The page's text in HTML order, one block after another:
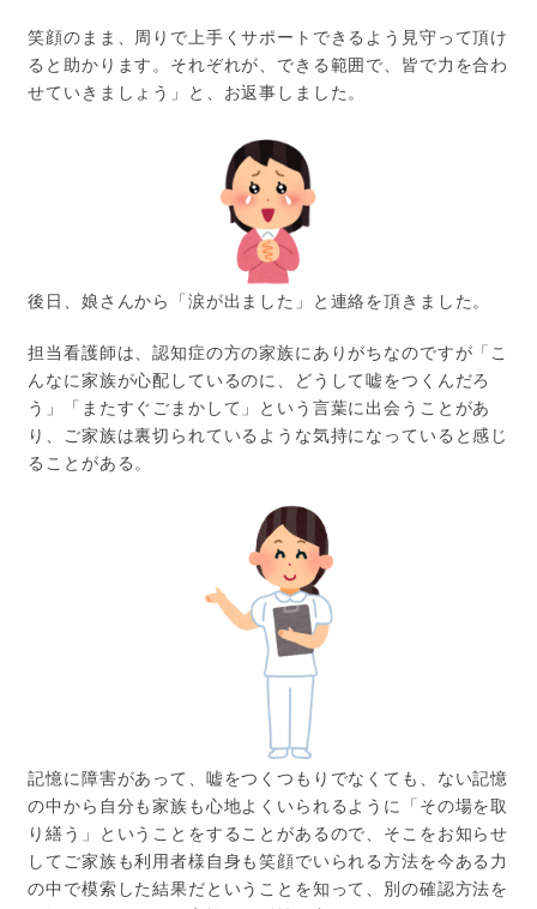
笑顔のまま、周りで上手くサポートできるよう見守って頂け
ると助かります。それぞれが、できる範囲で、皆で力を合わ
せていきましょう」と、お返事しました。
後日、娘さんから「涙が出ました」と連絡を頂きました。
担当看護師は、認知症の方の家族にありがちなのですが「こ
んなに家族が心配しているのに、どうして嘘をつくんだろ
う」「またすぐごまかして」という言葉に出会うことがあ
り、ご家族は裏切られているような気持になっていると感じ
ることがある。
記憶に障害があって、嘘をつくつもりでなくても、ない記憶
の中から自分も家族も心地よくいられるように「その場を取
り繕う」ということをすることがあるので、そこをお知らせ
してご家族も利用者様自身も笑顔でいられる方法を今ある力
の中で模索した結果だということを知って、別の確認方法を